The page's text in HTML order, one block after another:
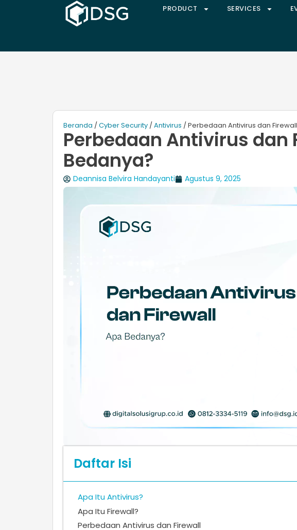
PRODUCT SERVICES
Beranda /Cyber Security /Antivirus / Perbedaan Antivirus dan
Perbedaan Antivirus dan
Bedanya?
Deannisa Belvira Handayanti Agustus 9, 2025
Daftar Isi
Apa Itu Antivirus?
Apa Itu Firewall?
Perbedaan Antivirus dan Firewall